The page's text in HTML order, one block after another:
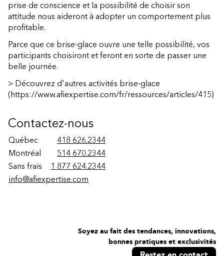
prise de conscience et la possibilité de choisir son
attitude nous aideront à adopter un comportement plus
profitable.
Parce que ce brise-glace ouvre une telle possibilité, vos
participants choisiront et feront en sorte de passer une
belle journée.
> Découvrez d'autres activités brise-glace
(https://www.afiexpertise.com/fr/ressources/articles/415)
Contactez-nous
Québec
418 626.2344
Montréal
514 670.2344
Sans frais
1 877 624.2344
info@afiexpertise.com
Soyez au fait des tendances, innovations,
bonnes pratiques et exclusivités